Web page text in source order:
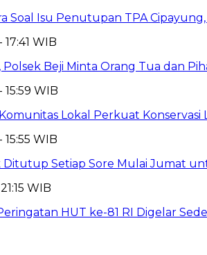
Soal Isu Penutupan TPA
WIB
Polsek Beji Minta Orang Tua dan
WIB
Lokal Perkuat
WIB
Setiap Sore Mulai Jumat
WIB
HUT ke-81 RI Digelar